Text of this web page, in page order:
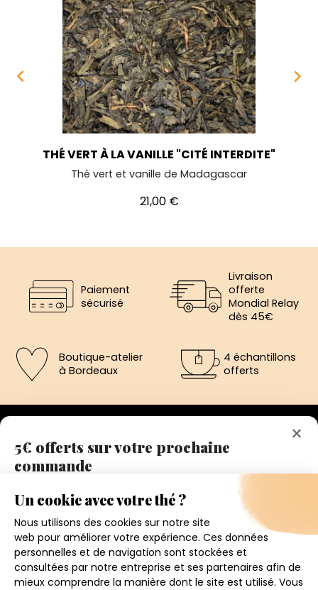

THÉ VERT À LA VANILLE "CITÉ INTERDITE"
Thé vert et vanille de Madagascar
Prix
21,00 €

Paiement
sécurisé
Livraison
offerte
Mondial Relay
dès 45€
Boutique-atelier
à Bordeaux
4 échantillons
offerts
Du lundi au vendredi de 12h à 19h
×
5€ offerts sur votre prochaine
commande
Inscrivez vous a notre newsletter et recevez
immédiatement un bon de réduction de 5€.
Votre adresse email
J'accepte de recevoir la newsletter et j'ai pris connaissance
Conditions générales de ventes
Mentions légales